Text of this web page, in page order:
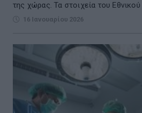
της χώρας. Τα στοιχεία του
16 Ιανουαρίου 2026